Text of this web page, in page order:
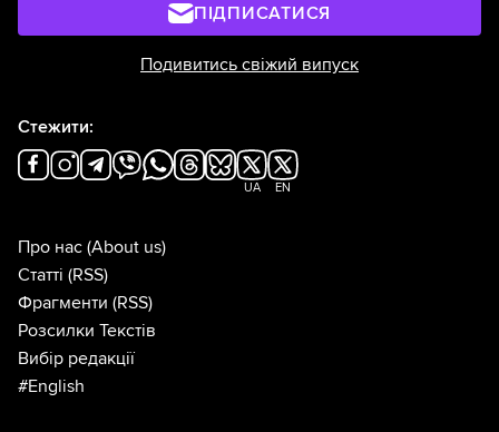
ПІДПИСАТИСЯ
Подивитись свіжий випуск
Стежити:
UA EN
Про нас (About us)
Статті (RSS)
Фрагменти (RSS)
Розсилки Текстів
Вибір редакції
#English